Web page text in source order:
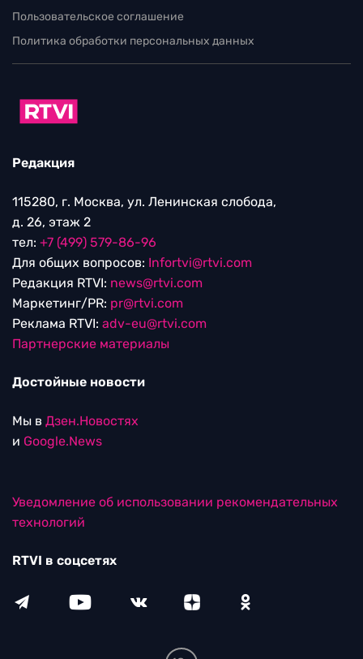
Пользовательское соглашение
Политика обработки персональных данных
Редакция
115280, г. Москва, ул. Ленинская слобода,
д. 26, этаж 2
тел: +7 (499) 579-86-96
Для общих вопросов: Infortvi@rtvi.com
Редакция RTVI: news@rtvi.com
Маркетинг/PR: pr@rtvi.com
Реклама RTVI: adv-eu@rtvi.com
Партнерские материалы
Достойные новости
Мы в Дзен.Новостях
и Google.News
Уведомление об использовании рекомендательных
технологий
RTVI в соцсетях